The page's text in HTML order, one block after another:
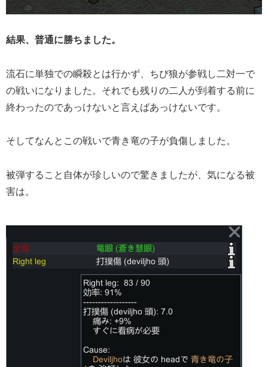
結果、普通に勝ちました。
流石に単独での瞬殺とは行かず、ちび狼が参戦し二対一で
の戦いになりました。それでも残りの二人が到着する前に
終わったのであっけないと言えばあっけないです。
そしてなんとこの戦いで青き竜の子が負傷しました。
被弾すること自体が珍しいので驚きましたが、気になる被
害は。